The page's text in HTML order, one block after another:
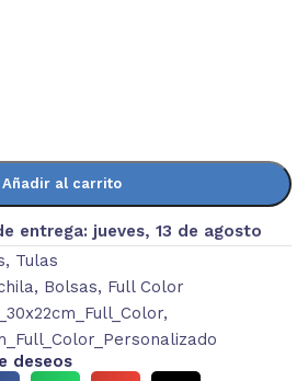
Añadir al carrito
entrega: jueves, 13 de agosto
, Tulas
, Bolsas, Full Color
,
deseos